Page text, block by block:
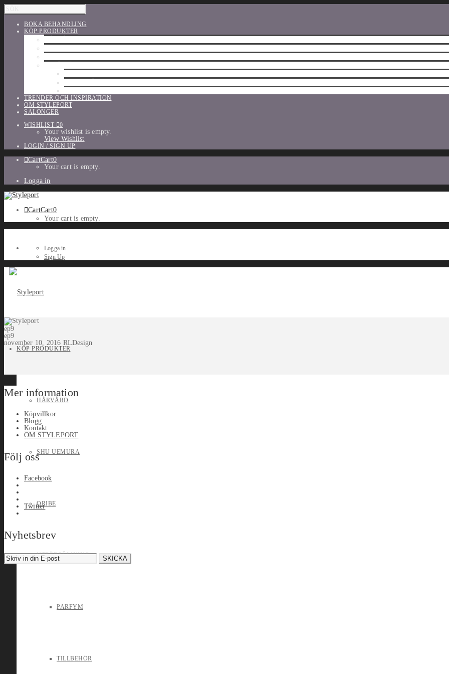
BOKA BEHANDLING
KÖP PRODUKTER
TRENDER OCH INSPIRATION
OM STYLEPORT
SALONGER
WISHLIST
0
Your wishlist is empty.
View Wishlist
LOGIN / SIGN UP
CartCart0
Your cart is empty.
Logga in
CartCart0
Your cart is empty.
Logga in
Sign Up
KÖP PRODUKTER
HÅRVÅRD
SHU UEMURA
ORIBE
UTFÖRSÄLJNING
PARFYM
TILLBEHÖR
ep9
ep9
november 10, 2016 RLDesign
Mer information
Köpvillkor
Blogg
Kontakt
OM STYLEPORT
Följ oss
Facebook
Twitter
Nyhetsbrev